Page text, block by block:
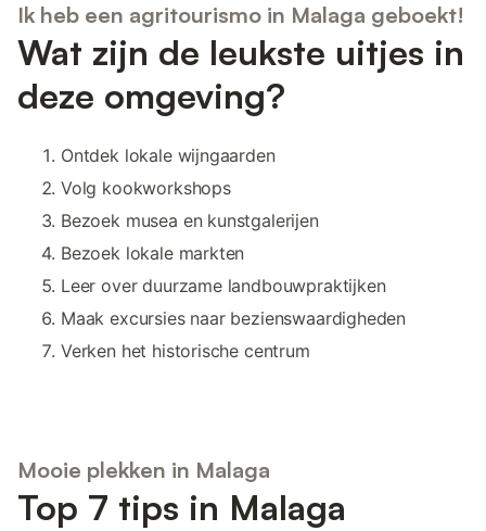
Ik heb een agritourismo in Malaga geboekt!
Wat zijn de leukste uitjes in
deze omgeving?
Ontdek lokale wijngaarden
Volg kookworkshops
Bezoek musea en kunstgalerijen
Bezoek lokale markten
Leer over duurzame landbouwpraktijken
Maak excursies naar bezienswaardigheden
Verken het historische centrum
Mooie plekken in Malaga
Top 7 tips in Malaga